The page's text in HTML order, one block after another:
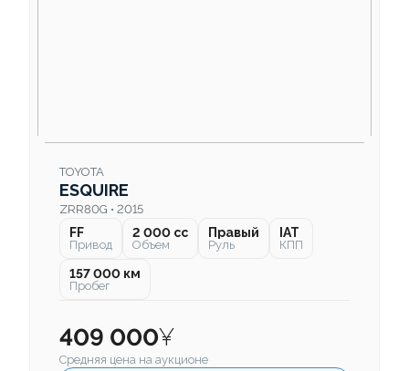
TOYOTA
ESQUIRE
ZRR80G • 2015
FF
Привод
2 000 cc
Объем
Правый
Руль
IAT
КПП
157 000 км
Пробег
409 000¥
Средняя цена на аукционе